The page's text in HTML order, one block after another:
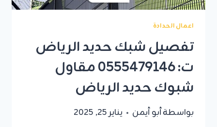
اعمال الحدادة
تفصيل شبك حديد الرياض
ت: 0555479146 مقاول
شبوك حديد الرياض
بواسطةأبو أيمن يناير 25, 2025